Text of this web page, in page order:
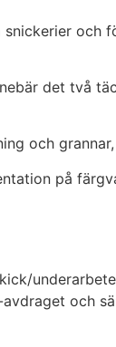
och
det två
och
på
och